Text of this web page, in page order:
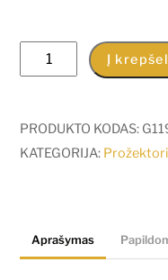
produkto
kiekis:
LED
prožektorius
(šiltai
Į
PRODUKTO KODAS:
KATEGORIJA:
Aprašymas